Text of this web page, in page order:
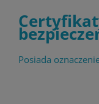
Posiada